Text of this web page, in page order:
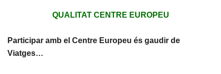
QUALITAT CENTRE EUROPEU
Participar amb el Centre Europeu és gaudir de
Viatges…